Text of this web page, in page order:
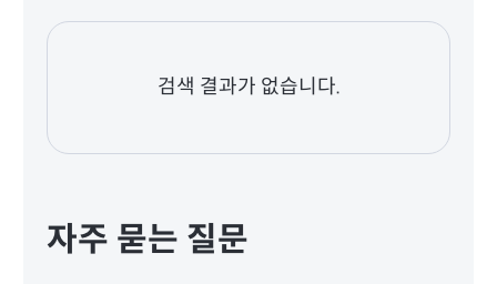
검색 결과가 없습니다.
자주 묻는 질문